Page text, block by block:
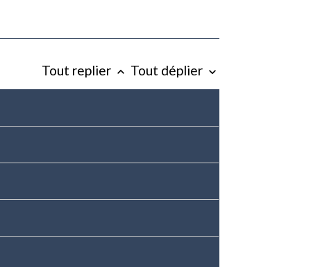
Tout replier keyboard_arrow_up Tout déplier keyboard_arrow_down